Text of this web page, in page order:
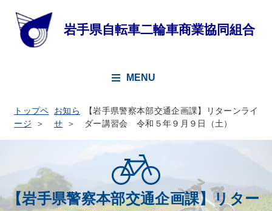
MENU
トップペ
ージ
お知ら
せ
【岩手県警察本部交通企画課】リターンライ
ダー講習会 令和５年９月９日（土）
【岩手県警察本部交通企画課】リター